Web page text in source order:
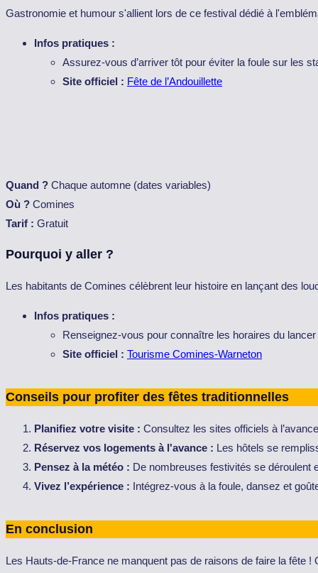
Gastronomie et humour s'allient lors de ce festival dédié à
Infos pratiques :
Assurez-vous d’arriver tôt pour éviter la foule sur les
Site officiel : Fête de l’Andouillette
Quand ? Chaque automne (dates variables)
Où ? Comines
Tarif : Gratuit
Pourquoi y aller ?
Les habitants de Comines célèbrent leur histoire en lançant des
Infos pratiques :
Renseignez-vous pour connaître les horaires du
Site officiel : Tourisme Comines-Warneton
Conseils pour profiter des fêtes traditionnelles
Planifiez votre visite : Consultez les sites officiels à
Réservez vos logements à l'avance : Les hôtels se
Pensez à la météo : De nombreuses festivités se déroulent
Vivez l’expérience : Intégrez-vous à la foule, dansez et
En conclusion
Les Hauts-de-France ne manquent pas de raisons de faire la fête